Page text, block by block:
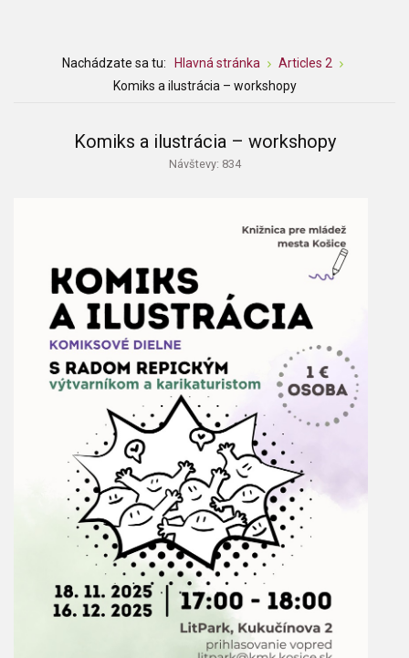
Nachádzate sa tu: Hlavná stránka
Articles 2
Komiks a ilustrácia – workshopy
Komiks a ilustrácia – workshopy
Návštevy: 834